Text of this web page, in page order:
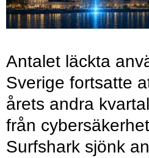
Antalet läckta
Sverige fortsatte
årets andra
från
Surfshark sjönk